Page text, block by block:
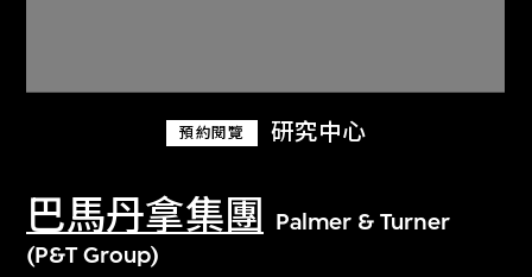
預約閱覽 研究中心
巴馬丹拿集團
Palmer & Turner
(P&T Group)
關於M+藏品
探索世界頂級的二十及二十一世紀視覺
文化藏品。